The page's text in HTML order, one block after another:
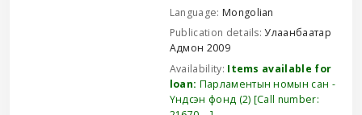
Language: Mongolian
Publication details:Улаанбаатар
Адмон 2009
Availability: Items available for
loan: Парламентын номын сан -
Үндсэн фонд (2) Call number: